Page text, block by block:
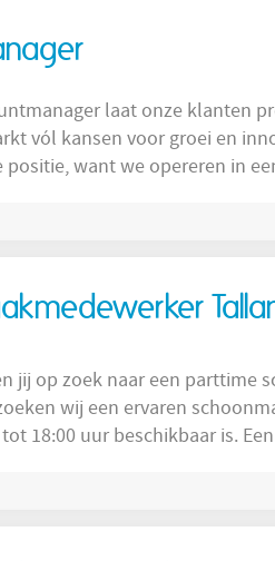
voor groei en innovatie. Koninklijke Oosterberg
positie, want we opereren in
steeds een belangrijke rol
jij op zoek naar een parttime
wij een ervaren
18:00 uur beschikbaar is.
zijn wij op zoek naar een